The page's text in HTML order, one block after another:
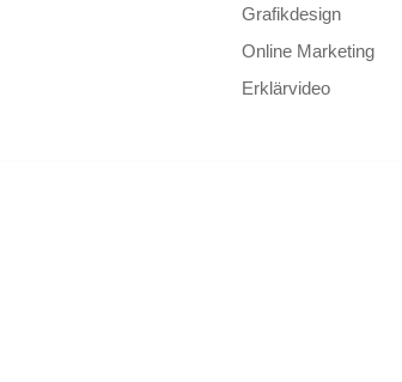
Grafikdesign
Online Marketing
Erklärvideo